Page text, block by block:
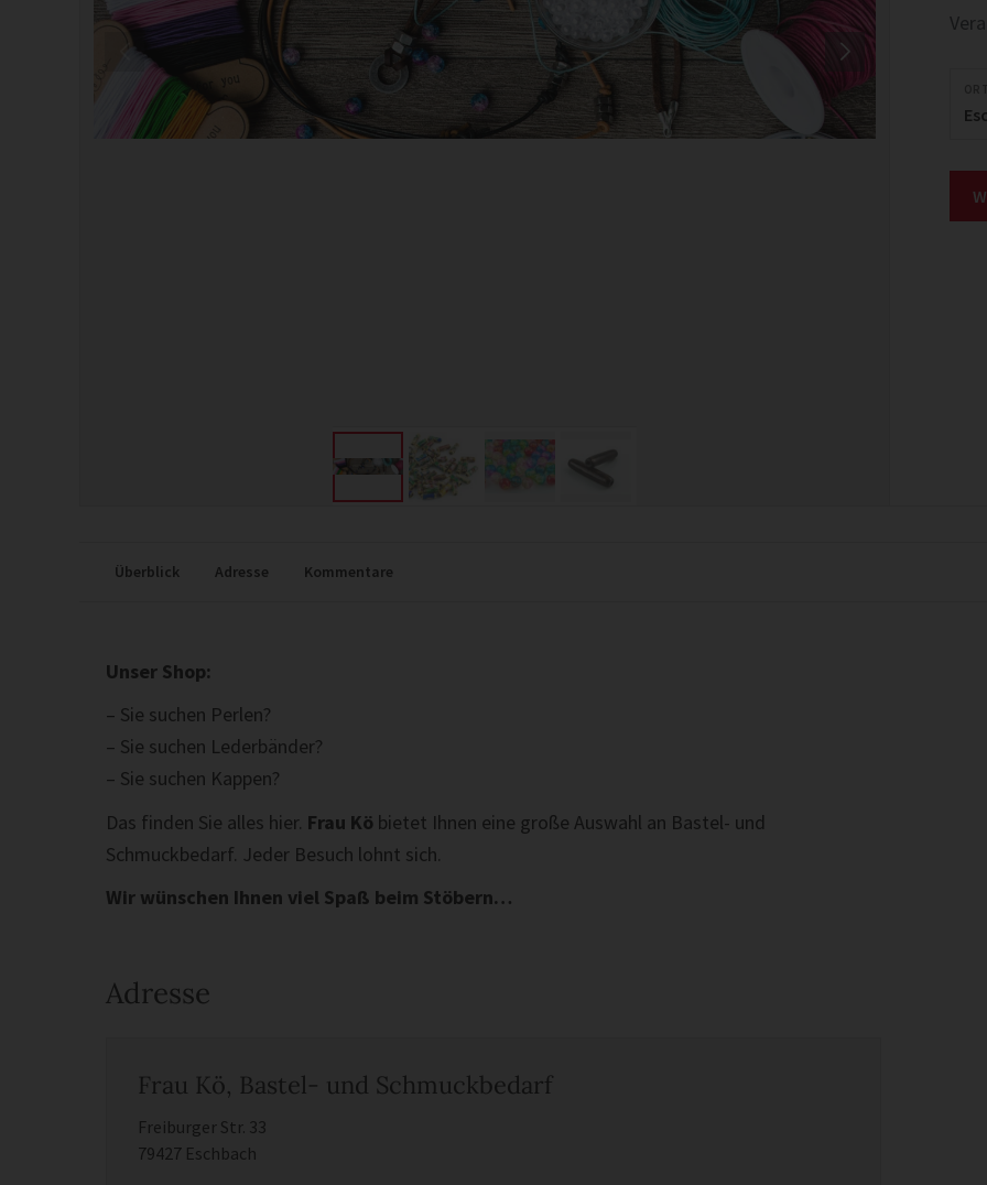
Überblick Adresse Kommentare
Unser Shop:
– Sie suchen Perlen?
– Sie suchen Lederbänder?
– Sie suchen Kappen?
Das finden Sie alles hier. Frau Kö bietet Ihnen eine große Auswahl an Bastel- und
Schmuckbedarf. Jeder Besuch lohnt sich.
Wir wünschen Ihnen viel Spaß beim Stöbern…
Adresse
Frau Kö, Bastel- und Schmuckbedarf
Freiburger Str. 33
79427 Eschbach